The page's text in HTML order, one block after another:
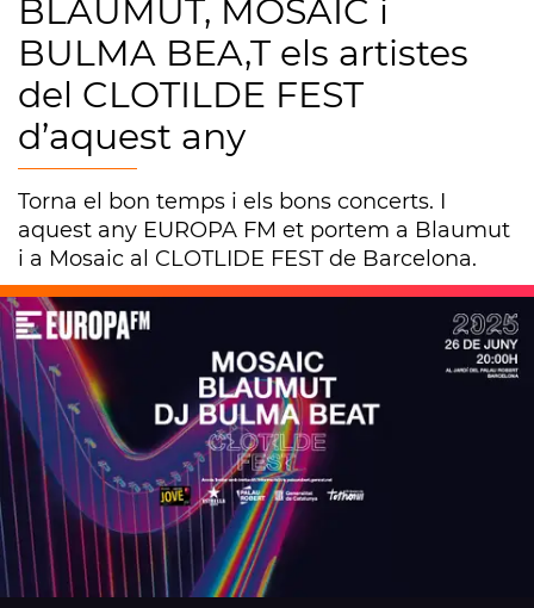
BLAUMUT, MOSAIC i
BULMA BEA,T els artistes
del CLOTILDE FEST
d’aquest any
Torna el bon temps i els bons concerts. I
aquest any EUROPA FM et portem a Blaumut
i a Mosaic al CLOTLIDE FEST de Barcelona.